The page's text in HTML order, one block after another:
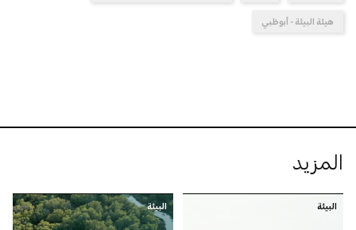
هيئة البيئة - أبوظبي
المزيد
البيئة البيئة